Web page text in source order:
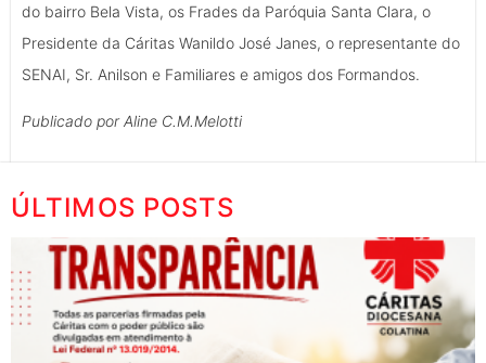
do bairro Bela Vista, os Frades da Paróquia Santa Clara, o
Presidente da Cáritas Wanildo José Janes, o representante do
SENAI, Sr. Anilson e Familiares e amigos dos Formandos.
Publicado por Aline C.M.Melotti
ÚLTIMOS POSTS